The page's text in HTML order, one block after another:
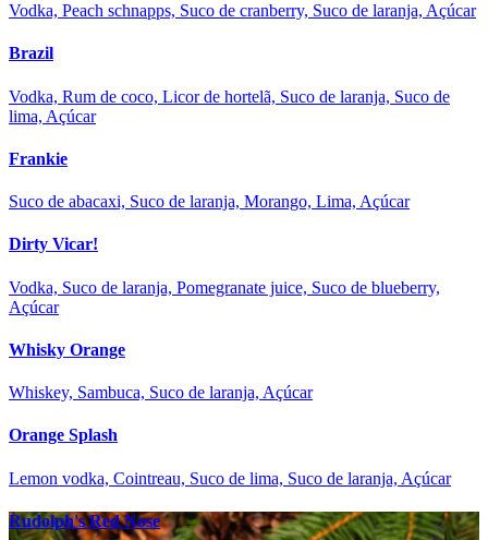
Vodka, Peach schnapps, Suco de cranberry, Suco de laranja, Açúcar
Brazil
Vodka, Rum de coco, Licor de hortelã, Suco de laranja, Suco de
lima, Açúcar
Frankie
Suco de abacaxi, Suco de laranja, Morango, Lima, Açúcar
Dirty Vicar!
Vodka, Suco de laranja, Pomegranate juice, Suco de blueberry,
Açúcar
Whisky Orange
Whiskey, Sambuca, Suco de laranja, Açúcar
Orange Splash
Lemon vodka, Cointreau, Suco de lima, Suco de laranja, Açúcar
Rudolph's Red Nose